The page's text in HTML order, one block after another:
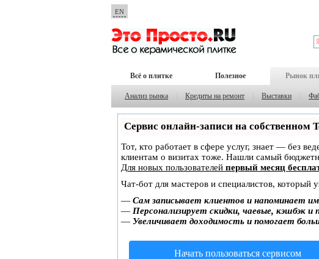
EN
Всё о плитке Полезное Рынок
Анализ рынка Кредиты на ремонт Выставки
Сервис онлайн-записи на собственном
Тот, кто работает в сфере услуг, знает — без
клиентам о визитах тоже. Нашли самый
Для новых пользователей первый месяц
Чат-бот для мастеров и специалистов, который
— Сам записывает клиентов и напоминает
— Персонализирует скидки, чаевые, кэшбэк и
— Увеличивает доходимость и помогает
Начать пользоваться сервисом